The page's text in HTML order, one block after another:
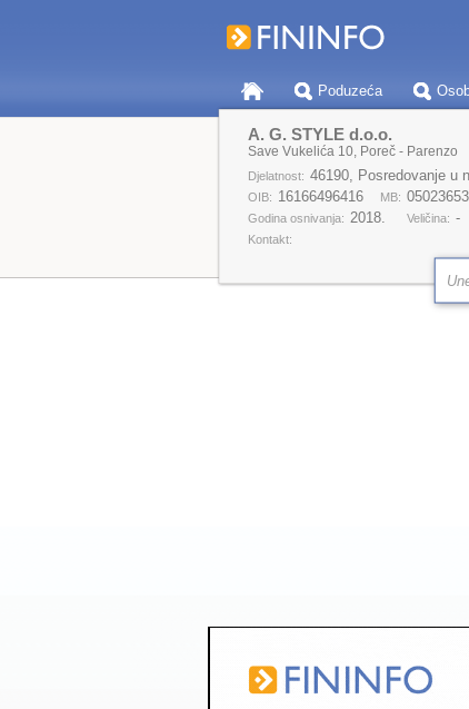
Poduzeća
A. G. STYLE d.o.o.
Save Vukelića 10, Poreč - Parenzo
Djelatnost: 46190, Posredovanje u
OIB: 16166496416 MB: 05023653
Godina osnivanja: 2018. Veličina: -
Kontakt: